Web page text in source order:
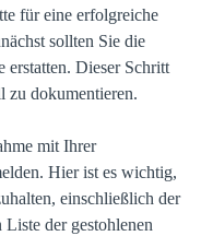
für eine erfolgreiche
sollten Sie die
erstatten. Dieser Schritt
dokumentieren.
mit Ihrer
Hier ist es wichtig,
einschließlich der
der gestohlenen